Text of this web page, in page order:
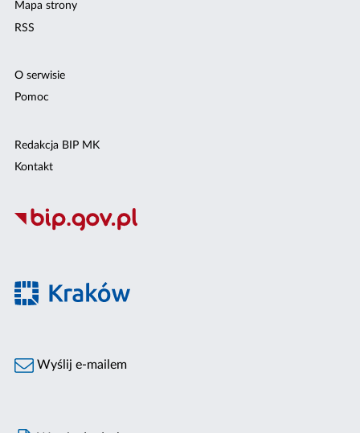
Mapa strony
RSS
O serwisie
Pomoc
Redakcja BIP MK
Kontakt
Wyślij e-mailem